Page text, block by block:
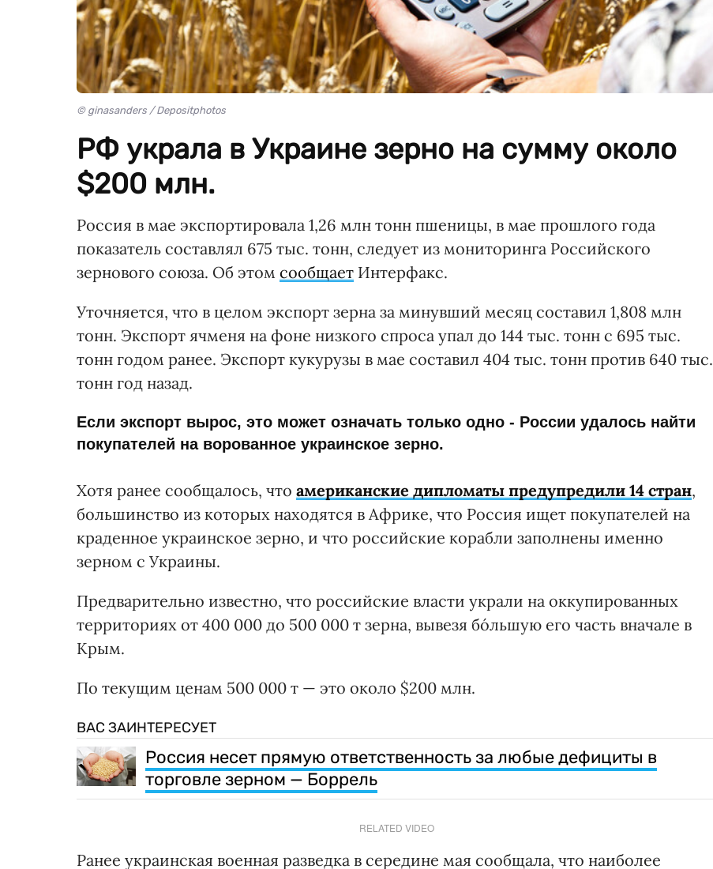
© ginasanders / Depositphotos
РФ украла в Украине зерно на сумму около
$200 млн.
Россия в мае экспортировала 1,26 млн тонн пшеницы, в мае прошлого года
показатель составлял 675 тыс. тонн, следует из мониторинга Российского
зернового союза. Об этом сообщает Интерфакс.
Уточняется, что в целом экспорт зерна за минувший месяц составил 1,808 млн
тонн. Экспорт ячменя на фоне низкого спроса упал до 144 тыс. тонн с 695 тыс.
тонн годом ранее. Экспорт кукурузы в мае составил 404 тыс. тонн против 640 тыс.
тонн год назад.
Если экспорт вырос, это может означать только одно - России удалось найти
покупателей на ворованное украинское зерно.
Хотя ранее сообщалось, что американские дипломаты предупредили 14 стран,
большинство из которых находятся в Африке, что Россия ищет покупателей на
краденное украинское зерно, и что российские корабли заполнены именно
зерном с Украины.
Предварительно известно, что российские власти украли на оккупированных
территориях от 400 000 до 500 000 т зерна, вывезя бóльшую его часть вначале в
Крым.
По текущим ценам 500 000 т — это около $200 млн.
ВАС ЗАИНТЕРЕСУЕТ
Россия несет прямую ответственность за любые дефициты в
торговле зерном — Боррель
RELATED VIDEO
Ранее украинская военная разведка в середине мая сообщала, что наиболее